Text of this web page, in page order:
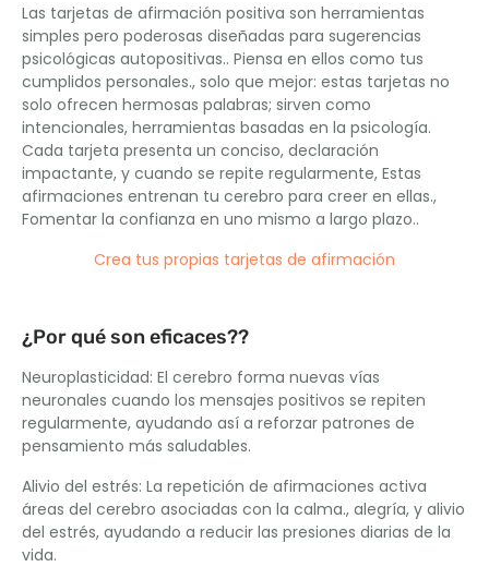
Las tarjetas de afirmación positiva son herramientas
simples pero poderosas diseñadas para sugerencias
psicológicas autopositivas.. Piensa en ellos como tus
cumplidos personales., solo que mejor: estas tarjetas no
solo ofrecen hermosas palabras; sirven como
intencionales, herramientas basadas en la psicología.
Cada tarjeta presenta un conciso, declaración
impactante, y cuando se repite regularmente, Estas
afirmaciones entrenan tu cerebro para creer en ellas.,
Fomentar la confianza en uno mismo a largo plazo..
Crea tus propias tarjetas de afirmación
¿Por qué son eficaces??
Neuroplasticidad: El cerebro forma nuevas vías
neuronales cuando los mensajes positivos se repiten
regularmente, ayudando así a reforzar patrones de
pensamiento más saludables.
Alivio del estrés: La repetición de afirmaciones activa
áreas del cerebro asociadas con la calma., alegría, y alivio
del estrés, ayudando a reducir las presiones diarias de la
vida.